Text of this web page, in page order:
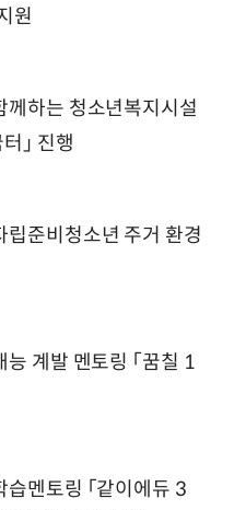
원
께하는 청소년복지시설
」 진행
립준비청소년 주거 환경
계발 멘토링 「꿈칠 1
멘토링 「같이에듀 3